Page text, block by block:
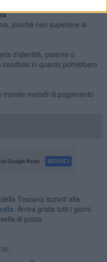
purché non superiore al
d'identità, patente o
in quanto potrebbero
tramite metodi di pagamento
Toscana iscriviti alla
Arriva gratis tutti i giorni
di posta.